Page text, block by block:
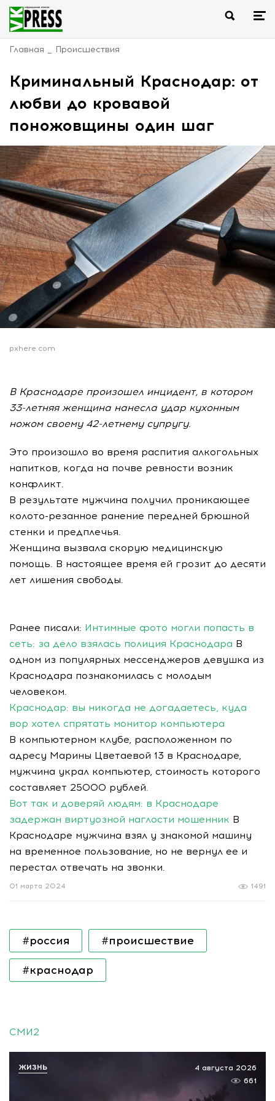
Главная Происшествия
Криминальный Краснодар: от
любви до кровавой
поножовщины один шаг
pxhere.com
В Краснодаре произошел инцидент, в котором
33-летняя женщина нанесла удар кухонным
ножом своему 42-летнему супругу.
Это произошло во время распития алкогольных
напитков, когда на почве ревности возник
конфликт.
В результате мужчина получил проникающее
колото-резанное ранение передней брюшной
стенки и предплечья.
Женщина вызвала скорую медицинскую
помощь. В настоящее время ей грозит до десяти
лет лишения свободы.
Ранее писали: Интимные фото могли попасть в
сеть: за дело взялась полиция Краснодара В
одном из популярных мессенджеров девушка из
Краснодара познакомилась с молодым
человеком.
Краснодар: вы никогда не догадаетесь, куда
вор хотел спрятать монитор компьютера
В компьютерном клубе, расположенном по
адресу Марины Цветаевой 13 в Краснодаре,
мужчина украл компьютер, стоимость которого
составляет 25000 рублей.
Вот так и доверяй людям: в Краснодаре
задержан виртуозной наглости мошенник В
Краснодаре мужчина взял у знакомой машину
на временное пользование, но не вернул ее и
перестал отвечать на звонки.
1491
01 марта 2024
#россия #происшествие
#краснодар
СМИ2
4 августа 2026
661
ЖИЗНЬ